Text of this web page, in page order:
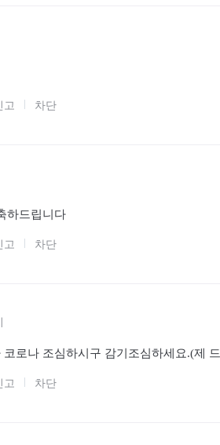
고 차단
하드립니다
고 차단
로나 조심하시구 감기조심하세요.(제
고 차단